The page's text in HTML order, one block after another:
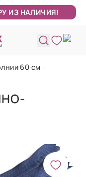
ИЗ НАЛИЧИЯ!
60 см